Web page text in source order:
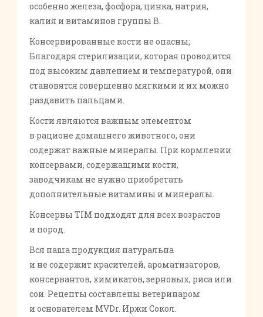
особенно железа, фосфора, цинка, натрия,
калия и витаминов группы В.
Консервированные кости не опасны;
Благодаря стерилизации, которая проводится
под высоким давлением и температурой, они
становятся совершенно мягкими и их можно
раздавить пальцами.
Кости являются важным элементом
в рационе домашнего животного, они
содержат важные минералы. При кормлении
консервами, содержащими кости,
заводчикам не нужно приобретать
дополнительные витамины и минералы.
Консервы TIM подходят для всех возрастов
и пород.
Вся наша продукция натуральна
и не содержит красителей, ароматизаторов,
консервантов, химикатов, зерновых, риса или
сои. Рецепты составлены ветеринаром
и основателем MVDr. Иржи Сокол.